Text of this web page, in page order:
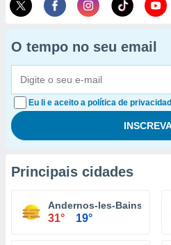
O tempo no seu email
Eu li e aceito a política de
Principais cidades
Andernos-les-Bains
31° 19°